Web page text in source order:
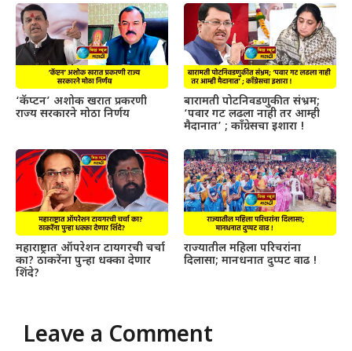
‘कॅप्टन’ अशोक खरात प्रकरणी
राज्य सरकारने मोठा निर्णय
बारामती पोटनिवडणुकीत संभ्रम;
‘पवार गट लढला नाही तर आम्ही
मैदानात’ ; काँग्रेसचा इशारा !
महाराष्ट्रात ऑपरेशन टायगरची चर्चा
का? ठाकरेंना पुन्हा धक्का देणार
शिंदे?
राज्यातील महिला परिचरांना
दिलासा; मानधनात दुप्पट वाढ !
Leave a Comment